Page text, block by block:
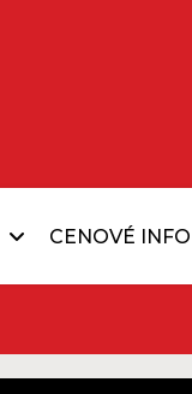
CENOVÉ